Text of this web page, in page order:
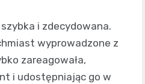
i zdecydowana.
wyprowadzone z
zareagowała,
i udostępniając go w